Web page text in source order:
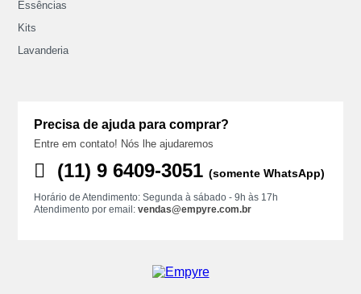
Essências
Kits
Lavanderia
Precisa de ajuda para comprar?
Entre em contato! Nós lhe ajudaremos
(11) ‪9 6409‑3051(somente WhatsApp)
Horário de Atendimento: Segunda à sábado - 9h às 17h
Atendimento por email:vendas@empyre.com.br